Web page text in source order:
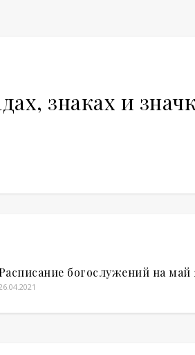
знаках и
Расписание богослужений на май